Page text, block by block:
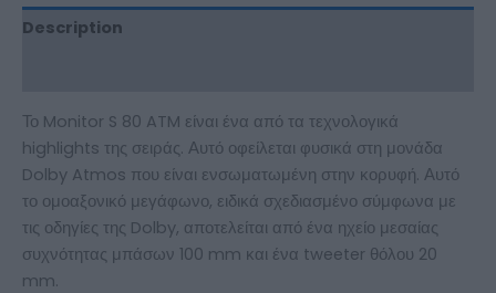
Description
Το Monitor S 80 ATM είναι ένα από τα τεχνολογικά
highlights της σειράς. Αυτό οφείλεται φυσικά στη μονάδα
Dolby Atmos που είναι ενσωματωμένη στην κορυφή. Αυτό
το ομοαξονικό μεγάφωνο, ειδικά σχεδιασμένο σύμφωνα με
τις οδηγίες της Dolby, αποτελείται από ένα ηχείο μεσαίας
συχνότητας μπάσων 100 mm και ένα tweeter θόλου 20
mm.